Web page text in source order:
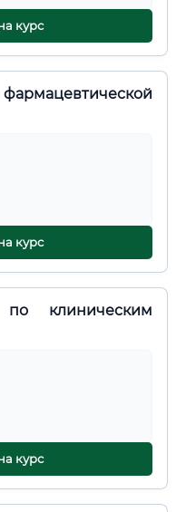
курс
курс
по клиническим
курс